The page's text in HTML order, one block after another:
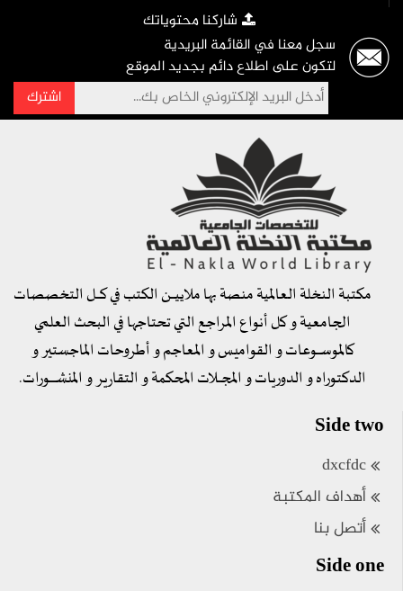
شاركنا محتوياتك
سجل معنا في القائمة البريدية
لتكون على اطلاع دائم بجديد الموقع
مكتبة النخلة العالمية منصة بها ملاييــــن الكتب في كــــل التخصصات
الجامعية و كل أنواع المراجع التي تحتاجها في البحث العلمي
كالموســــوعات و القواميس و المعاجم و أطروحات الماجستير و
الدكتوراه و الدوريات و المجــــلات المحكمة و التقارير و المنشـــــــورات.
Side two
dxcfdc
أهداف المكتبة
أتصل بنا
Side one